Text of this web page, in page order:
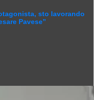
sto lavorando
Pavese”